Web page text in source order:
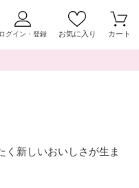
ログイン・登録 お気に入り カート
く新しいおいしさが生ま